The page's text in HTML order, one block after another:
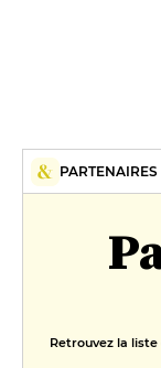
PARTENAIRES
Retrouvez la